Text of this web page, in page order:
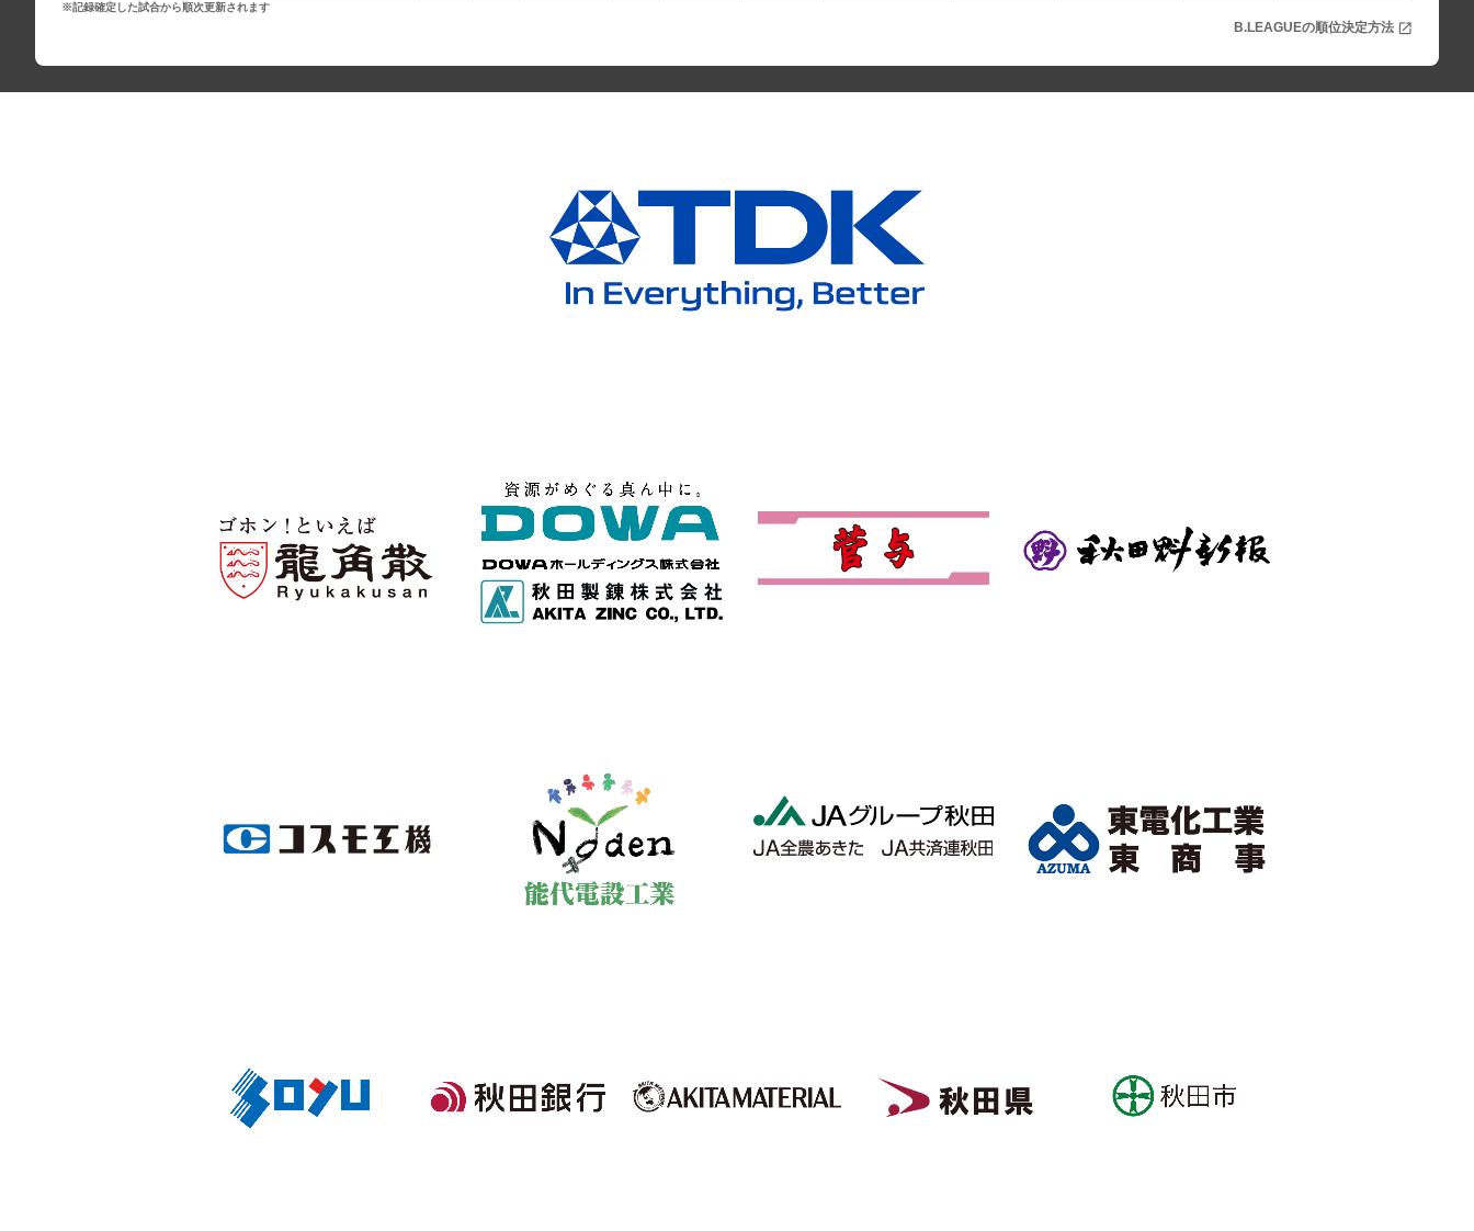
※記録確定した試合から順次更新されます
B.LEAGUEの順位決定方法 open_in_new